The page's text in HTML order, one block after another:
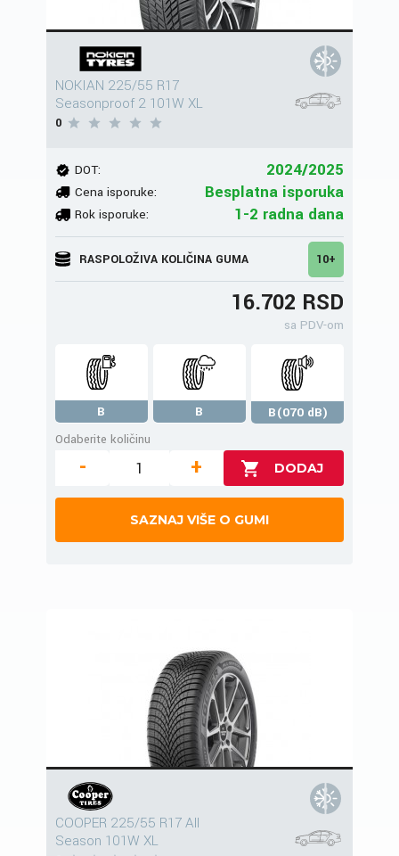
NOKIAN 225/55 R17
Seasonproof 2 101W XL
0
DOT: 2024/2025
Cena isporuke: Besplatna isporuka
Rok isporuke: 1-2 radna dana
RASPOLOŽIVA KOLIČINA GUMA 10+
16.702 RSD
sa PDV-om
B B
B(070 dB)
Odaberite količinu
- +
SAZNAJ VIŠE O GUMI
COOPER 225/55 R17 All
Season 101W XL